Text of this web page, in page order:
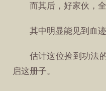
而其后，好家伙，
其中明显能见到血
估计这位捡到功法
启这册子。